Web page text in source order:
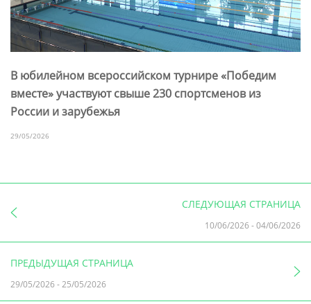
В юбилейном всероссийском турнире «Победим
вместе» участвуют свыше 230 спортсменов из
России и зарубежья
29/05/2026
СЛЕДУЮЩАЯ СТРАНИЦА
10/06/2026 -04/06/2026
ПРЕДЫДУЩАЯ СТРАНИЦА
29/05/2026 -25/05/2026